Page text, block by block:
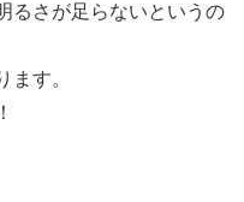
るさが足らないというの
ます。